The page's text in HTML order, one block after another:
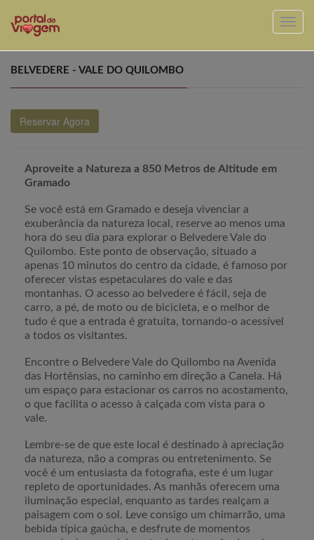
BELVEDERE - VALE DO QUILOMBO
Reservar Agora
Aproveite a Natureza a 850 Metros de Altitude em
Gramado
Se você está em Gramado e deseja vivenciar a
exuberância da natureza local, reserve ao menos uma
hora do seu dia para explorar o Belvedere Vale do
Quilombo. Este ponto de observação, situado a
apenas 10 minutos do centro da cidade, é famoso por
oferecer vistas espetaculares do vale e das
montanhas. O acesso ao belvedere é fácil, seja de
carro, a pé, de moto ou de bicicleta, e o melhor de
tudo é que a entrada é gratuita, tornando-o acessível
a todos os visitantes.
Encontre o Belvedere Vale do Quilombo na Avenida
das Hortênsias, no caminho em direção a Canela. Há
um espaço para estacionar os carros no acostamento,
o que facilita o acesso à calçada com vista para o
vale.
Lembre-se de que este local é destinado à apreciação
da natureza, não a compras ou entretenimento. Se
você é um entusiasta da fotografia, este é um lugar
repleto de oportunidades. As manhãs oferecem uma
iluminação especial, enquanto as tardes realçam a
paisagem com o sol. Leve consigo um chimarrão, uma
bebida típica gaúcha, e desfrute de momentos